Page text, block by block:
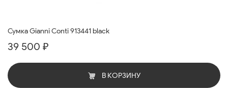
Сумка Gianni Conti 913441 black
39 500 ₽
В КОРЗИНУ